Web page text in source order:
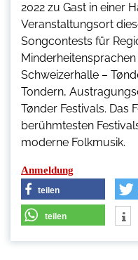
2022 zu Gast in einer
Veranstaltungsort
Songcontests für
Schweizerhalle –
Tondern,
Tønder Festivals. Das
berühmtesten
moderne Folkmusik.
Anmeldung
teilen
teilen